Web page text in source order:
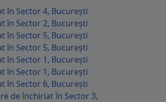
în Sector 4, București
în Sector 2, București
în Sector 5, București
în Sector 5, București
în Sector 1, București
în Sector 1, București
în Sector 6, București
de închiriat în Sector 3,